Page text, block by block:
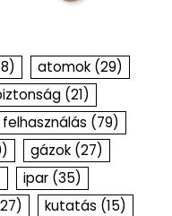
atomok (29)
(21)
felhasználás (79)
gázok (27)
ipar (35)
kutatás (15)